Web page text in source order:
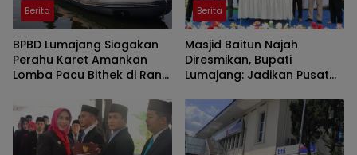
Berita
BPBD Lumajang Siagakan
Perahu Karet Amankan
Lomba Pacu Bithek di Ranu
Berita
Masjid Baitun Najah
Diresmikan, Bupati
Lumajang: Jadikan Pusat